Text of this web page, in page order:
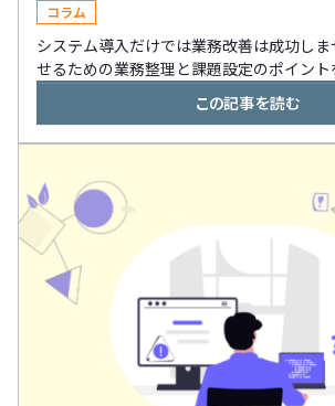
コラム
システム導入だけでは業務改善は成功し
せるための業務整理と課題設定のポイント
この記事を読む